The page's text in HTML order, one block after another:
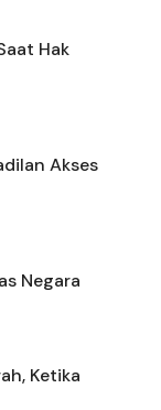
Hak
Akses
Negara
Ketika